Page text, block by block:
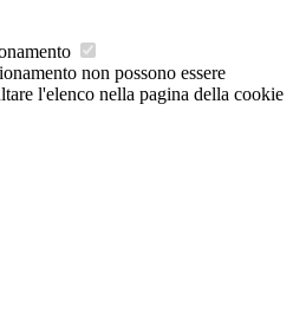
non possono essere
l'elenco nella pagina della cookie